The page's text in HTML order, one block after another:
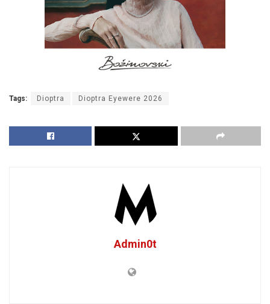
Tags: Dioptra Dioptra Eyewere 2026
Admin0t